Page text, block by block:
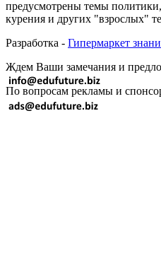
предусмотрены темы
курения и других "взрослых"
Разработка - Гипермаркет
Ждем Ваши замечания и
По вопросам рекламы и